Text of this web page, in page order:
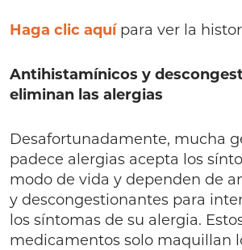
Haga clic aquípara ver la
Antihistamínicos y
eliminan las alergias
Desafortunadamente, mucha
padece alergias acepta los
modo de vida y dependen de
y descongestionantes para
los síntomas de su alergia.
medicamentos solo maquillan